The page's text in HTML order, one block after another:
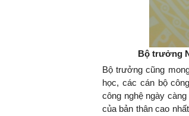
Bộ trưởng
Bộ trưởng cũng
học, các cán bộ
công nghệ ngày
của bản thân cao